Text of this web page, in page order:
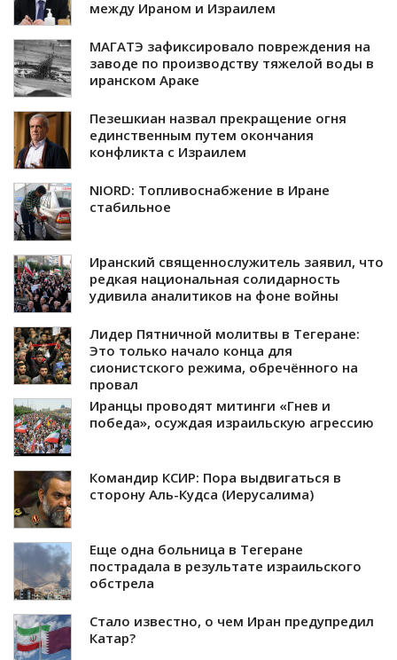
между Ираном и Израилем
МАГАТЭ зафиксировало повреждения на
заводе по производству тяжелой воды в
иранском Араке
Пезешкиан назвал прекращение огня
единственным путем окончания
конфликта с Израилем
NIORD: Топливоснабжение в Иране
стабильное
Иранский священнослужитель заявил, что
редкая национальная солидарность
удивила аналитиков на фоне войны
Лидер Пятничной молитвы в Тегеране:
Это только начало конца для
сионистского режима, обречённого на
провал
Иранцы проводят митинги «Гнев и
победа», осуждая израильскую агрессию
Командир КСИР: Пора выдвигаться в
сторону Аль-Кудса (Иерусалима)
Еще одна больница в Тегеране
пострадала в результате израильского
обстрела
Стало известно, о чем Иран предупредил
Катар?